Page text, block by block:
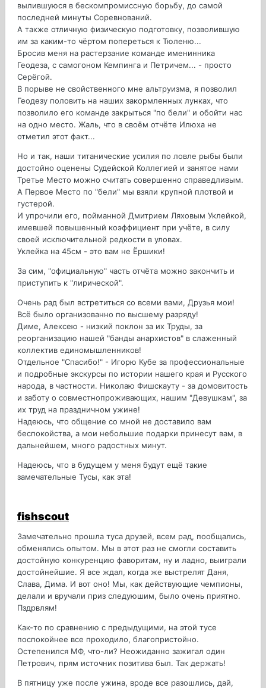
вылившуюся в бескомпромиссную борьбу, до самой
последней минуты Соревнований.
А также отличную физическую подготовку, позволившую
им за каким-то чёртом попереться к Тюленю...
Бросив меня на растерзание команде именинника
Геодеза, с самогоном Кемпинга и Петричем... - просто
Серёгой.
В порыве не свойственного мне альтруизма, я позволил
Геодезу половить на наших закормленных лунках, что
позволило его команде закрыться "по бели" и обойти нас
на одно место. Жаль, что в своём отчёте Илюха не
отметил этот факт...
Но и так, наши титанические усилия по ловле рыбы были
достойно оценены Судейской Коллегией и занятое нами
Третье Место можно считать совершенно справедливым.
А Первое Место по "бели" мы взяли крупной плотвой и
густерой.
И упрочили его, пойманной Дмитрием Ляховым Уклейкой,
имевшей повышенный коэффициент при учёте, в силу
своей исключительной редкости в уловах.
Уклейка на 45см - это вам не Ёршики!
За сим, "официальную" часть отчёта можно закончить и
приступить к "лирической".
Очень рад был встретиться со всеми вами, Друзья мои!
Всё было организованно по высшему разряду!
Диме, Алексею - низкий поклон за их Труды, за
реорганизацию нашей "банды анархистов" в слаженный
коллектив единомышленников!
Отдельное "Спасибо!" - Игорю Кубе за профессиональные
и подробные экскурсы по истории нашего края и Русского
народа, в частности. Николаю Фишскауту - за домовитость
и заботу о совместнопроживающих, нашим "Девушкам", за
их труд на праздничном ужине!
Надеюсь, что общение со мной не доставило вам
беспокойства, а мои небольшие подарки принесут вам, в
дальнейшем, много радостных минут.
Надеюсь, что в будущем у меня будут ещё такие
замечательные Тусы, как эта!
fishscout
Замечательно прошла туса друзей, всем рад, пообщались,
обменялись опытом. Мы в этот раз не смогли составить
достойную конкуренцию фаворитам, ну и ладно, выиграли
достойнейшие. Я все ждал, когда же выстрелят Даня,
Слава, Дима. И вот оно! Мы, как действующие чемпионы,
делали и вручали приз следуюшим, было очень приятно.
Пздрвлям!
Как-то по сравнению с предыдущими, на этой тусе
поспокойнее все проходило, благопристойно.
Остепенился МФ, что-ли? Неожиданно зажигал один
Петрович, прям источник позитива был. Так держать!
В пятницу уже после ужина, вроде все разошлись, дай,